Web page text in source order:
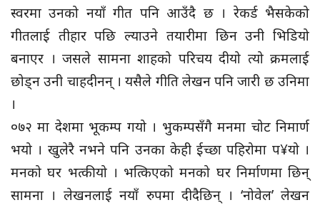
स्वरमा उनको नयाँ गीत पनि आउँदै छ । रेकर्ड भैसकेको
गीतलाई तीहार पछि ल्याउने तयारीमा छिन उनी भिडियो
बनाएर । जसले सामना शाहको परिचय दीयो त्यो क्रमलाई
छोड्न उनी चाहदीनन् । यसैले गीति लेखन पनि जारी छ उनिमा
।
०७२ मा देशमा भूकम्प गयो । भुकम्पसँगै मनमा चोट निमार्ण
भयो । खुलेरै नभने पनि उनका केही ईच्छा पहिरोमा प¥यो ।
मनको घर भत्कीयो । भत्किएको मनको घर निर्माणमा छिन्
सामना । लेखनलाई नयाँ रुपमा दीदैछिन् । ‘नोवेल’ लेखन